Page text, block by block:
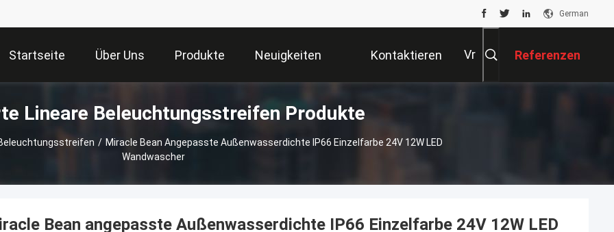
German
Startseite Über Uns Produkte Neuigkeiten Kontaktieren Vr Referenzen
Lineare Beleuchtungsstreifen Produkte
/ Miracle Bean Angepasste Außenwasserdichte IP66 Einzelfarbe 24V 12W LED
Wandwascher
Bean angepasste Außenwasserdichte IP66 Einzelfarbe 24V 12W LED